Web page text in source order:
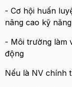
- Cơ hội huấn
nâng cao kỹ
- Môi trường làm
động
Nếu là NV chính